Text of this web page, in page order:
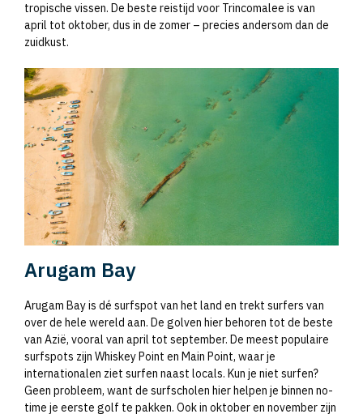
tropische vissen. De beste reistijd voor Trincomalee is van
april tot oktober, dus in de zomer – precies andersom dan de
zuidkust.
Arugam Bay
Arugam Bay is dé surfspot van het land en trekt surfers van
over de hele wereld aan. De golven hier behoren tot de beste
van Azië, vooral van april tot september. De meest populaire
surfspots zijn Whiskey Point en Main Point, waar je
internationalen ziet surfen naast locals. Kun je niet surfen?
Geen probleem, want de surfscholen hier helpen je binnen no-
time je eerste golf te pakken. Ook in oktober en november zijn